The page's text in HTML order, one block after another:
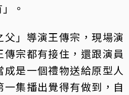
。
」導演王傳宗，現場演
宗都有接住，還跟演員
是一個禮物送給原型人
集播出覺得有做到，自